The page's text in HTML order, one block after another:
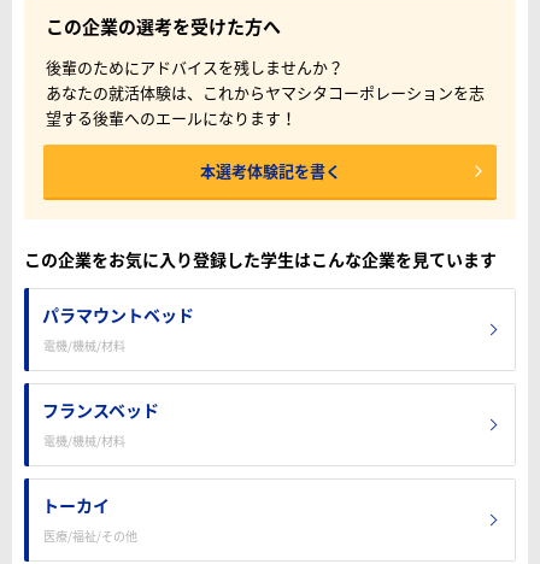
この企業の選考を受けた方へ
後輩のためにアドバイスを残しませんか？
あなたの就活体験は、これからヤマシタコーポレーションを志
望する後輩へのエールになります！
本選考体験記を書く
この企業をお気に入り登録した学生はこんな企業を見ています
パラマウントベッド
電機/機械/材料
フランスベッド
電機/機械/材料
トーカイ
医療/福祉/その他